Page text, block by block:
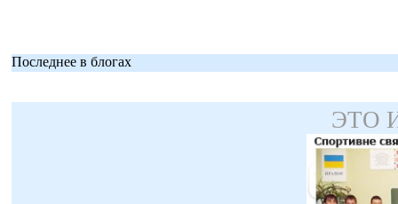
Последнее в блогах
ЭТО